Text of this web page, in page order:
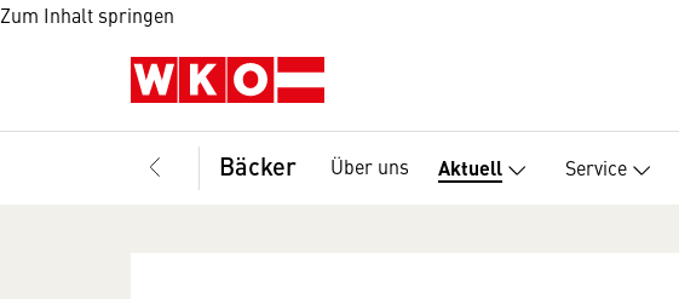
Zum Inhalt springen
Bäcker Über uns Aktuell Service